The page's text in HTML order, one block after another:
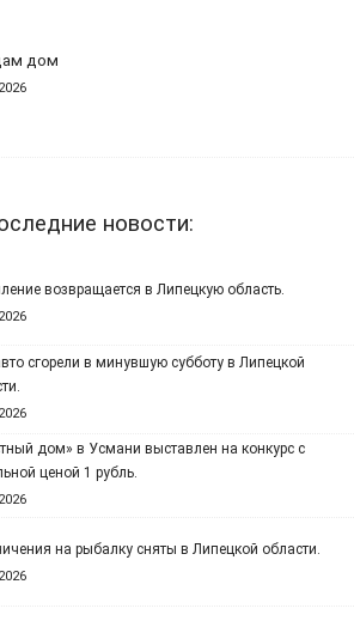
дом
новости:
возвращается в Липецкую область.
сгорели в минувшую субботу в Липецкой
дом» в Усмани выставлен на конкурс с
ценой 1 рубль.
на рыбалку сняты в Липецкой области.